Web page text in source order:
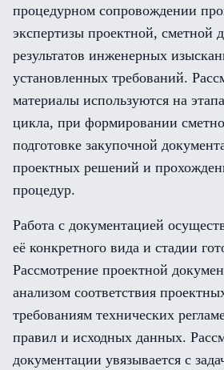
процедурном сопровождении
экспертизы проектной, сметной
результатов инженерных
установленных требований.
материалы используются на
цикла, при формировании
подготовке закупочной
проектных решений и
процедур.
Работа с документацией
её конкретного вида и стадии
Рассмотрение проектной
анализом соответствия
требованиям технических
правил и исходных данных.
документации увязывается с